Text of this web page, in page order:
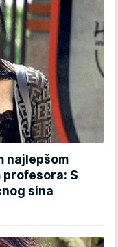
najlepšom
profesora: S
sina